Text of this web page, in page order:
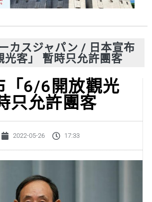
カスジャパン / 日本宣布
光客」 暫時只允許團客
「6/6開放觀光
只允許團客
2022-05-26 17:33